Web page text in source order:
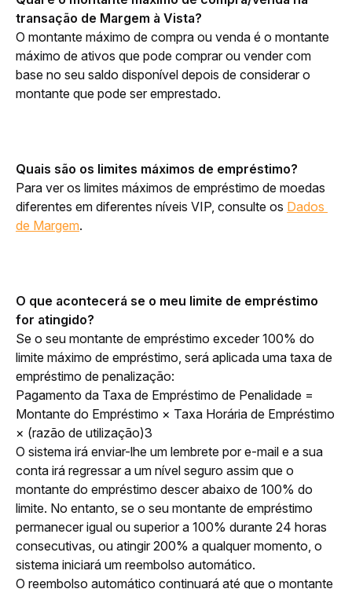
transação de Margem à Vista?
O montante máximo de compra ou venda é o montante
máximo de ativos que pode comprar ou vender com
base no seu saldo disponível depois de considerar o
montante que pode ser emprestado.
Quais são os limites máximos de empréstimo?
Para ver os limites máximos de empréstimo de moedas
diferentes em diferentes níveis VIP, consulte os Dados
de Margem.
O que acontecerá se o meu limite de empréstimo
for atingido?
Se o seu montante de empréstimo exceder 100% do
limite máximo de empréstimo, será aplicada uma taxa de
empréstimo de penalização:
Pagamento da Taxa de Empréstimo de Penalidade =
Montante do Empréstimo × Taxa Horária de Empréstimo
× (razão de utilização)3
O sistema irá enviar-lhe um lembrete por e-mail e a sua
conta irá regressar a um nível seguro assim que o
montante do empréstimo descer abaixo de 100% do
limite. No entanto, se o seu montante de empréstimo
permanecer igual ou superior a 100% durante 24 horas
consecutivas, ou atingir 200% a qualquer momento, o
sistema iniciará um reembolso automático.
O reembolso automático continuará até que o montante